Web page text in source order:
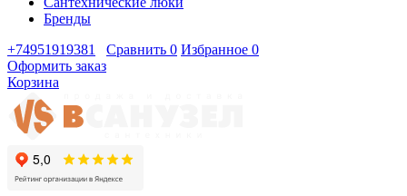
Бренды
+74951919381
Сравнить 0 Избранное 0
Оформить заказ
Корзина